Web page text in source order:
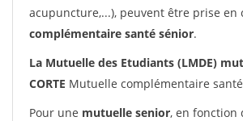
acupuncture,...), peuvent être prise en
complémentaire santé sénior.
La Mutuelle des Etudiants (LMDE)
CORTE Mutuelle complémentaire
Pour une mutuelle senior, en fonction